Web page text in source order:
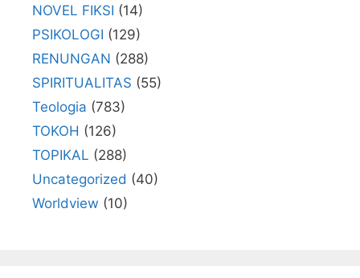
NOVEL FIKSI (14)
PSIKOLOGI (129)
RENUNGAN (288)
SPIRITUALITAS (55)
Teologia (783)
TOKOH (126)
TOPIKAL (288)
Uncategorized (40)
Worldview (10)